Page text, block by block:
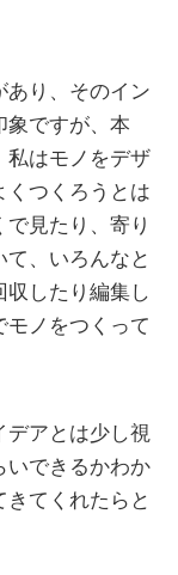
あり、そのイン
象ですが、本
私はモノをデザ
くつくろうとは
見たり、寄り
、いろんなと
収したり編集し
ノをつくって
アとは少し視
いできるかわか
てくれたらと